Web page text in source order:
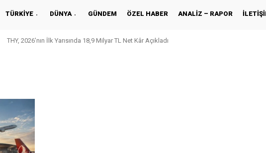
TÜRKIYE DÜNYA GÜNDEM ÖZEL HABER ANALIZ – RAPOR
THY, 2026’nın İlk Yarısında 18,9 Milyar TL Net Kâr Açıkladı